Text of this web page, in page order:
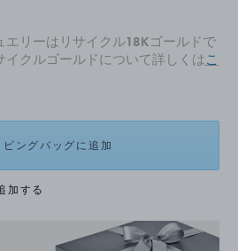
エリーはリサイクル18Kゴールドで
イクルゴールドについて詳しくはこ
ピングバッグに追加
加する